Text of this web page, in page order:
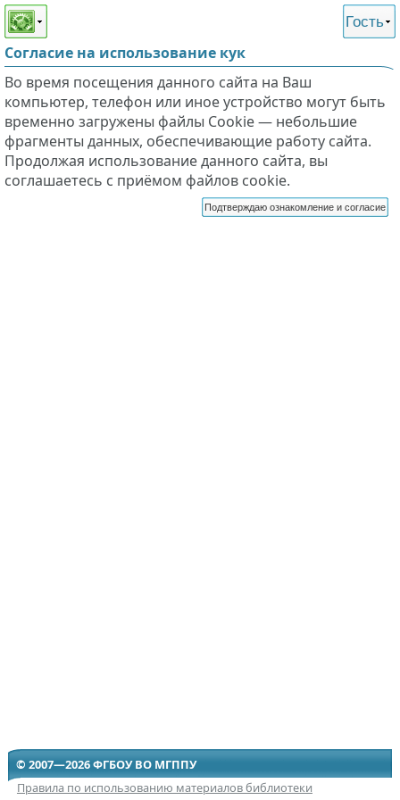
Этот сайт поддерживает
слабовидящих
Гость
Согласие на использование кук
Во время посещения данного сайта на Ваш
компьютер, телефон или иное устройство могут быть
временно загружены файлы Cookie — небольшие
фрагменты данных, обеспечивающие работу сайта.
Продолжая использование данного сайта, вы
соглашаетесь с приёмом файлов cookie.
Подтверждаю ознакомление и согласие
© 2007—2026 ФГБОУ ВО МГППУ
Правила по использованию материалов библиотеки